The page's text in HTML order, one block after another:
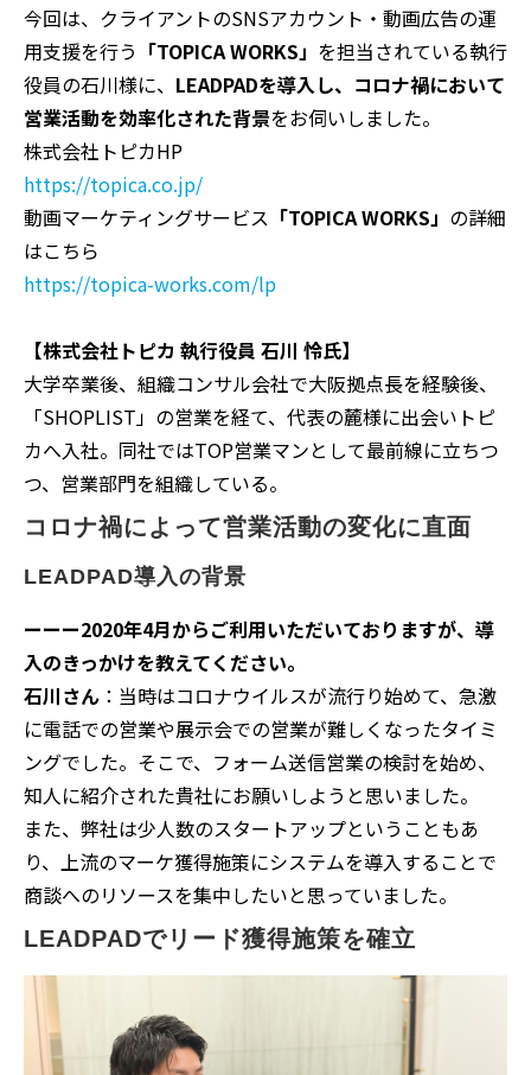
今回は、クライアントのSNSアカウント・動画広告の運
用支援を行う 「TOPICA WORKS」 を担当されている執行
役員の石川様に、 LEADPADを導入し、コロナ禍において
営業活動を効率化された背景をお伺いしました。
株式会社トピカHP
https://topica.co.jp/
動画マーケティングサービス 「TOPICA WORKS」 の詳細
はこちら
https://topica-works.com/lp
【株式会社トピカ 執行役員 石川 怜氏】
大学卒業後、組織コンサル会社で大阪拠点長を経験後、
「SHOPLIST」の営業を経て、代表の麓様に出会いトピ
カへ入社。同社ではTOP営業マンとして最前線に立ちつ
つ、営業部門を組織している。
コロナ禍によって営業活動の変化に直面
LEADPAD導入の背景
ーーー2020年4月からご利用いただいておりますが、導
入のきっかけを教えてください。
石川さん ：当時はコロナウイルスが流行り始めて、急激
に電話での営業や展示会での営業が難しくなったタイミ
ングでした。そこで、フォーム送信営業の検討を始め、
知人に紹介された貴社にお願いしようと思いました。
また、弊社は少人数のスタートアップということもあ
り、上流のマーケ獲得施策にシステムを導入することで
商談へのリソースを集中したいと思っていました。
LEADPADでリード獲得施策を確立